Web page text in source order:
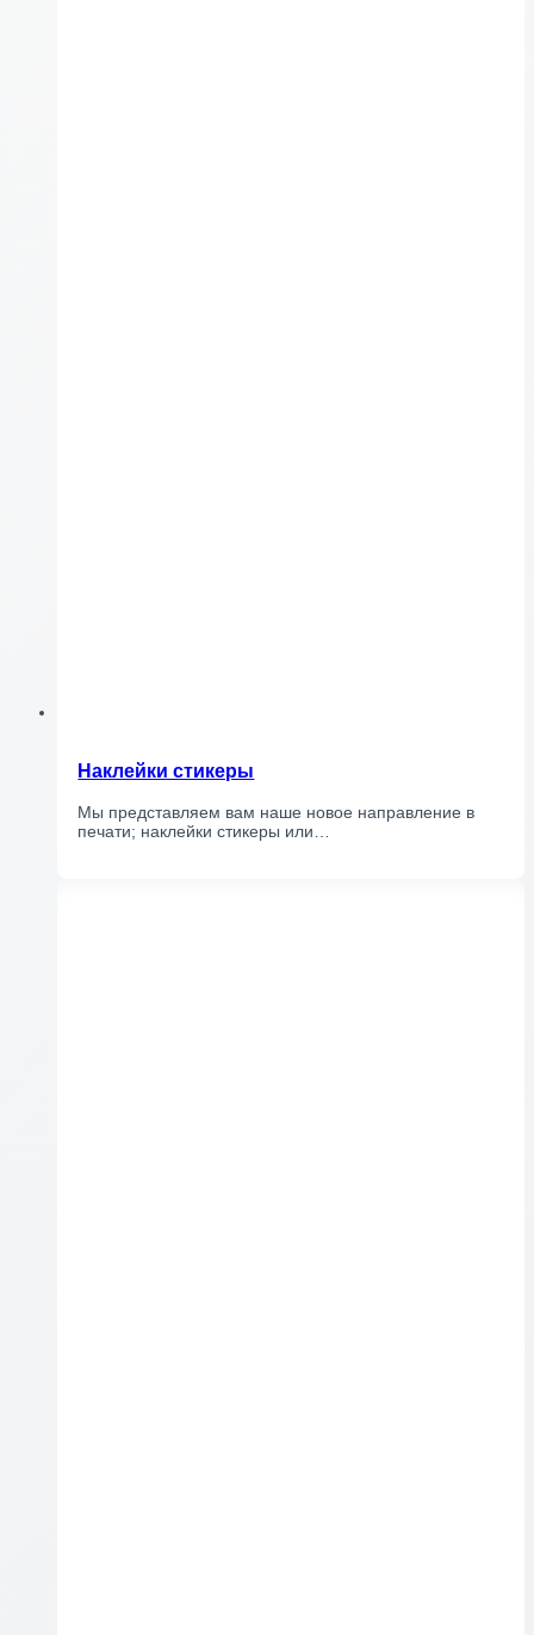
Наклейки стикеры
Мы представляем вам наше новое направление в
печати; наклейки стикеры или…